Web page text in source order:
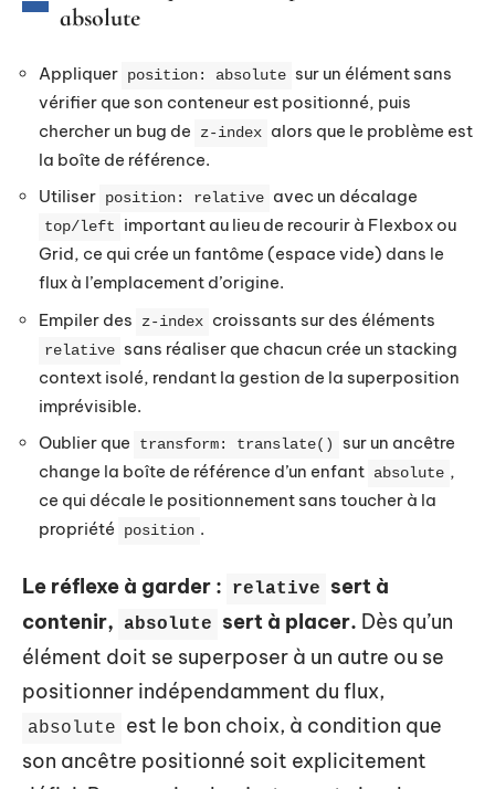
absolute
Appliquer position: absolute sur un élément sans
vérifier que son conteneur est positionné, puis
chercher un bug de
z-index alors que le problème est
la boîte de référence.
Utiliser position: relative avec un décalage
top/left
important au lieu de recourir à Flexbox ou
Grid, ce qui crée un fantôme (espace vide) dans le
flux à l’emplacement d’origine.
Empiler des
z-index croissants sur des éléments
relative sans réaliser que chacun crée un stacking
context isolé, rendant la gestion de la superposition
imprévisible.
Oublier que
transform: translate()
sur un ancêtre
change la boîte de référence d’un enfant absolute ,
ce qui décale le positionnement sans toucher à la
propriété position .
Le réflexe à garder : relative
sert à
contenir, absolute sert à placer. Dès qu’un
élément doit se superposer à un autre ou se
positionner indépendamment du flux,
absolute
est le bon choix, à condition que
son ancêtre positionné soit explicitement